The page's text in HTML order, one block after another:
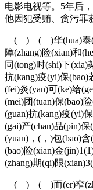
电影电视等。5年后
他因犯受贿、贪污罪
( ) ( )华(hua)泰
障(zhang)险(xian)和
同(tong)时(shi)下(xia)
抗(kang)疫(yi)保(bao)
(fei)炎(yan)可(ke)给
(mei)团(tuan)保(bao)
(guan)抗(kang)疫(yi)
(gai)产(chan)品(pin)
(yuan)，(，)包(bao)
(bao)险(xian)金
(zhang)期(qi)限
( ) ( )而(er)窄